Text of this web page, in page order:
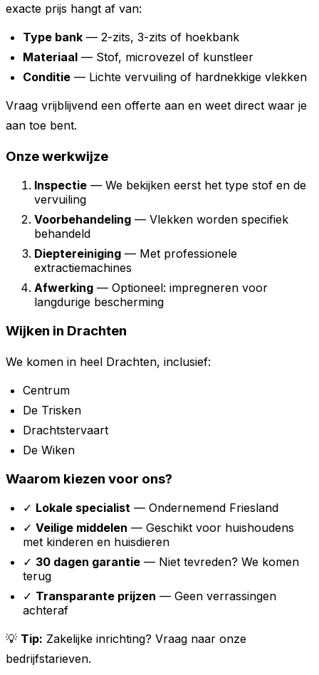
exacte prijs hangt af van:
Type bank — 2-zits, 3-zits of hoekbank
Materiaal — Stof, microvezel of kunstleer
Conditie — Lichte vervuiling of hardnekkige vlekken
Vraag vrijblijvend een offerte aan en weet direct waar je
aan toe bent.
Onze werkwijze
Inspectie — We bekijken eerst het type stof en de
vervuiling
Voorbehandeling — Vlekken worden specifiek
behandeld
Dieptereiniging — Met professionele
extractiemachines
Afwerking — Optioneel: impregneren voor
langdurige bescherming
Wijken in Drachten
We komen in heel Drachten, inclusief:
Centrum
De Trisken
Drachtstervaart
De Wiken
Waarom kiezen voor ons?
✓ Lokale specialist — Ondernemend Friesland
✓ Veilige middelen — Geschikt voor huishoudens
met kinderen en huisdieren
✓ 30 dagen garantie — Niet tevreden? We komen
terug
✓ Transparante prijzen — Geen verrassingen
achteraf
💡 Tip: Zakelijke inrichting? Vraag naar onze
bedrijfstarieven.